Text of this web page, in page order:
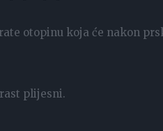
otopinu koja će nakon
plijesni.